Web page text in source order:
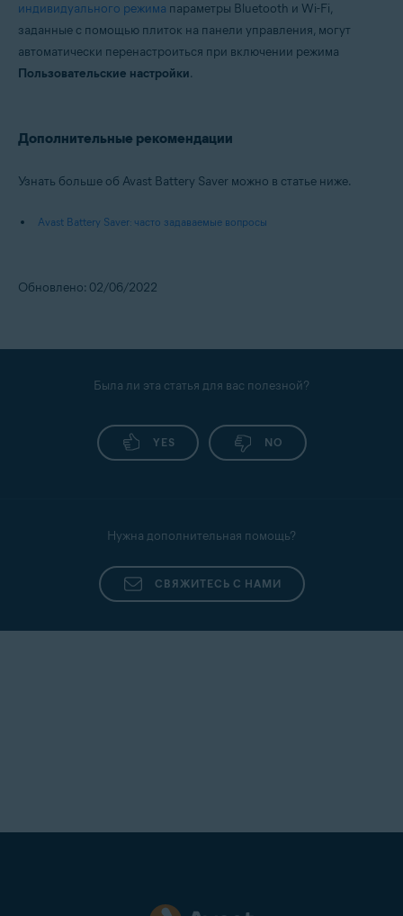
индивидуального режима параметры Bluetooth и Wi-Fi,
заданные с помощью плиток на панели управления, могут
автоматически перенастроиться при включении режима
Пользовательские настройки.
Дополнительные рекомендации
Узнать больше об Avast Battery Saver можно в статье ниже.
Avast Battery Saver: часто задаваемые вопросы
Обновлено: 02/06/2022
Была ли эта статья для вас полезной?
YES NO
Нужна дополнительная помощь?
СВЯЖИТЕСЬ С НАМИ